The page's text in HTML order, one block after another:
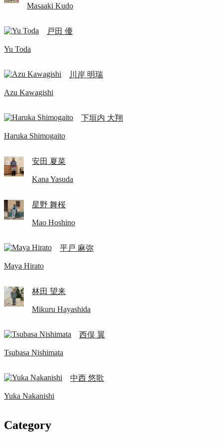
Masaaki Kudo
戸田 優
Yu Toda
川岸 明瑞
Azu Kawagishi
下垣内 大翔
Haruka Shimogaito
安田 夏菜
Kana Yasuda
星野 舞桜
Mao Hoshino
平戸 麻弥
Maya Hirato
林田 望来
Mikuru Hayashida
西俣 翼
Tsubasa Nishimata
中西 悠歌
Yuka Nakanishi
Category